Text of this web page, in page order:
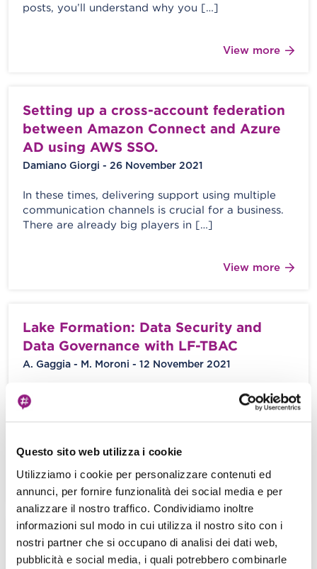
Questo sito web utilizza i cookie
Utilizziamo i cookie per personalizzare contenuti ed
annunci, per fornire funzionalità dei social media e per
analizzare il nostro traffico. Condividiamo inoltre
informazioni sul modo in cui utilizza il nostro sito con i
nostri partner che si occupano di analisi dei dati web,
pubblicità e social media, i quali potrebbero combinarle
posts, you’ll understand why you […]
View more
Setting up a cross-account federation
between Amazon Connect and Azure
AD using AWS SSO.
Damiano Giorgi - 26 November 2021
In these times, delivering support using multiple
communication channels is crucial for a business.
There are already big players in […]
View more
Lake Formation: Data Security and
Data Governance with LF-TBAC
A. Gaggia - M. Moroni - 12 November 2021
Introduction Big Data has rapidly grown as a way
to describe information obtained from
heterogeneous sources when it becomes
View more
AWS Europe (Milan) Region is now
open! Which opportunities for the